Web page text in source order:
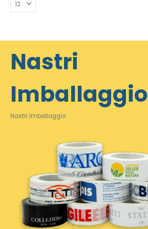
Nastri
Imballaggio
Nastri Imballaggio